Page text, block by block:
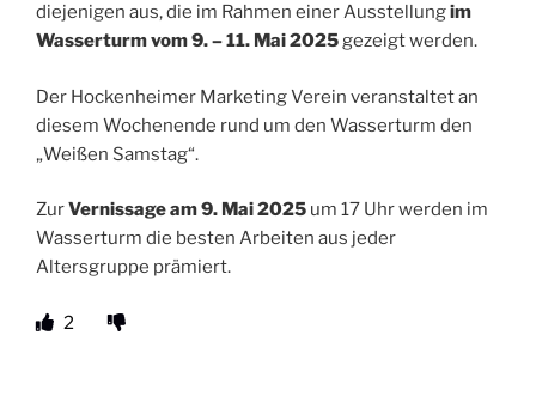
diejenigen aus, die im Rahmen einer Ausstellungim
Wasserturm vom9. – 11. Mai 2025gezeigt werden.
Der Hockenheimer Marketing Verein veranstaltet an
diesem Wochenende rund um den Wasserturm den
„Weißen Samstag“.
ZurVernissage am 9. Mai 2025 um 17 Uhr werden im
Wasserturm die besten Arbeiten aus jeder
Altersgruppe prämiert.
2